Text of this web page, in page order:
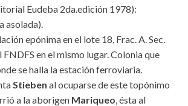
Eudeba 2da.edición 1978):
asolada).
epónima en el lote 18, Frac. A. Sec.
en el mismo lugar. Colonia que
se halla la estación ferroviaria.
Stieben al ocuparse de este topónimo
a la aborigen Mariqueo, ésta al